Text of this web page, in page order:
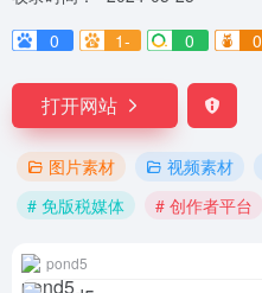
0
1- 0 0
打开网站
图片素材 视频素材
# 免版税媒体
# 创作者平台
pond5